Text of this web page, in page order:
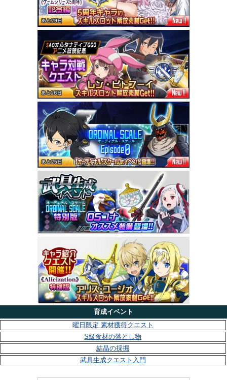
育成イベント
曜日限定 素材獲得クエスト
S級食材の落とし物
結晶の採掘
武具生成クエスト入門